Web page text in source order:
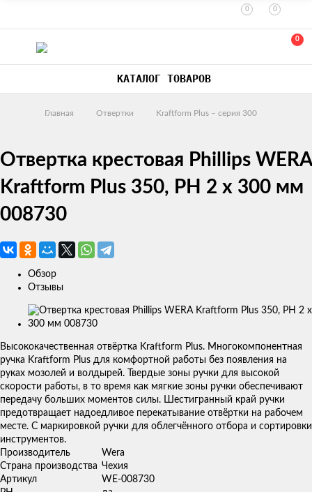
0 0
0
КАТАЛОГ ТОВАРОВ
Главная Отвертки Kraftform Plus – серия 300
Отвертка крестовая Phillips WERA
Kraftform Plus 350, PH 2 x 300 мм
008730
Обзор
Отзывы
Изображения
Высококачественная отвёртка Kraftform Plus. Многокомпонентная
ручка Kraftform Plus для комфортной работы без появления на
руках мозолей и волдырей. Твердые зоны ручки для высокой
скорости работы, в то время как мягкие зоны ручки обеспечивают
передачу больших моментов силы. Шестигранный край ручки
предотвращает надоедливое перекатывание отвёртки на рабочем
месте. С маркировкой ручки для облегчённого отбора и сортировки
инструментов.
Производитель
Wera
Страна производства Чехия
Артикул
WE-008730